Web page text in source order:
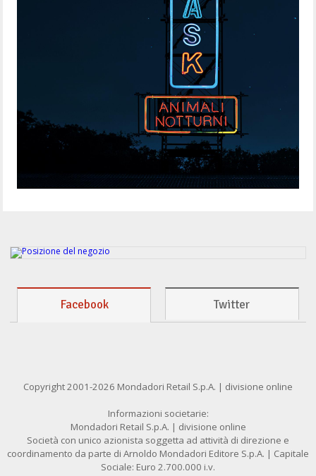
Facebook Twitter
Copyright 2001-2026 Mondadori Retail S.p.A. | divisione online
Informazioni societarie:
Mondadori Retail S.p.A. | divisione online
Società con unico azionista soggetta ad attività di direzione e
coordinamento da parte di Arnoldo Mondadori Editore S.p.A. | Capitale
Sociale: Euro 2.700.000 i.v.